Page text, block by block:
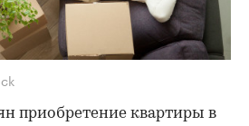
приобретение квартиры в